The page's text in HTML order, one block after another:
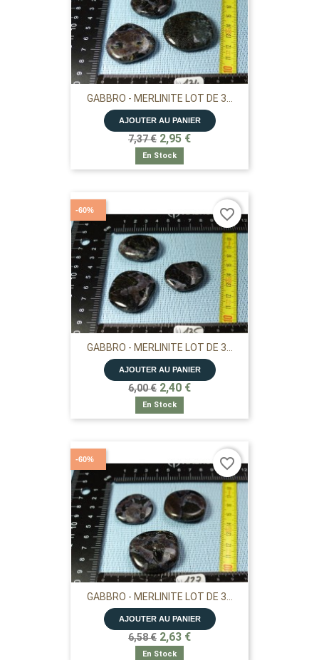
GABBRO - MERLINITE LOT DE 3...
AJOUTER AU PANIER
7,37 € 2,95 €
En Stock
GABBRO - MERLINITE LOT DE 3...
AJOUTER AU PANIER
6,00 € 2,40 €
En Stock
-60% favorite_border
GABBRO - MERLINITE LOT DE 3...
AJOUTER AU PANIER
6,58 € 2,63 €
En Stock
-60% favorite_border